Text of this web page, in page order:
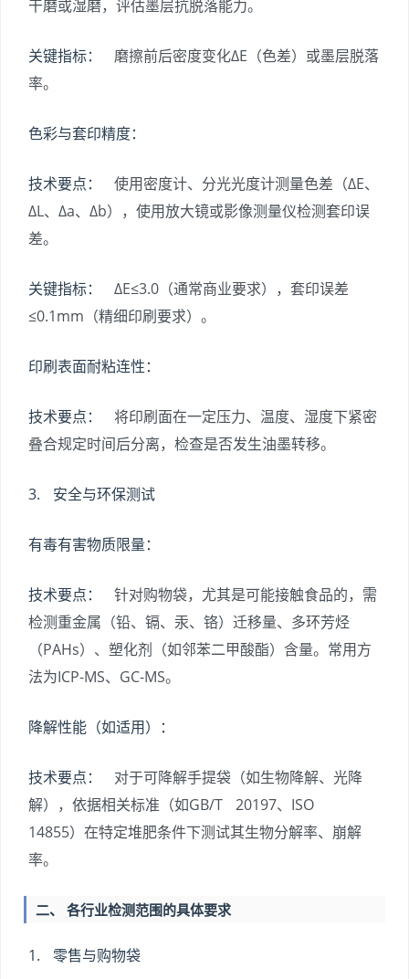
干磨或湿磨，评估墨层抗脱落能力。
关键指标：
磨擦前后密度变化ΔE（色差）或墨层脱落
率。
色彩与套印精度：
技术要点：
使用密度计、分光光度计测量色差（ΔE、
ΔL、Δa、Δb），使用放大镜或影像测量仪检测套印误
差。
关键指标：
ΔE≤3.0（通常商业要求），套印误差
≤0.1mm（精细印刷要求）。
印刷表面耐粘连性：
技术要点：
将印刷面在一定压力、温度、湿度下紧密
叠合规定时间后分离，检查是否发生油墨转移。
3. 安全与环保测试
有毒有害物质限量：
技术要点：
针对购物袋，尤其是可能接触食品的，需
检测重金属（铅、镉、汞、铬）迁移量、多环芳烃
（PAHs）、塑化剂（如邻苯二甲酸酯）含量。常用方
法为ICP-MS、GC-MS。
降解性能（如适用）：
技术要点：
对于可降解手提袋（如生物降解、光降
解），依据相关标准（如GB/T 20197、ISO
14855）在特定堆肥条件下测试其生物分解率、崩解
率。
二、 各行业检测范围的具体要求
1. 零售与购物袋